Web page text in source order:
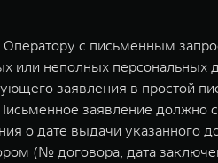
Оператору с письменным
или неполных персональных
заявления в простой
заявление
о дате выдачи
(№ договора, дата